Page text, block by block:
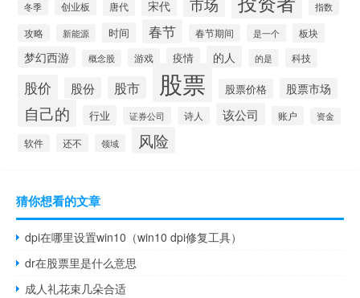
冬季 创业板 唐代 宋代 指数
攻略 新能源 时间 春节 春节期间 是一个 板块
梦幻西游 概念股 游戏 疫情 的人 的是 科技
股价 股份 股市 股票 股票价格 股票市场
自己的 行业 证券公司 诗人 该公司 账户 资金
软件 还不 领域 风险
猜你想看的文章
dpi在哪里设置win10（win10 dpi修复工具）
dr在股票里是什么意思
成人礼花束几朵合适